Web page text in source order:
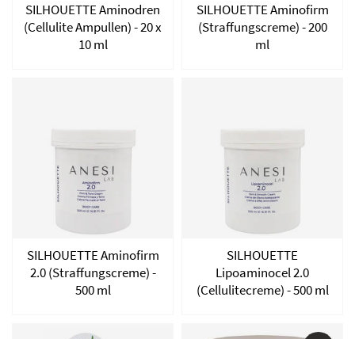
SILHOUETTE Aminodren
(Cellulite Ampullen) - 20 x
10 ml
SILHOUETTE Aminofirm
(Straffungscreme) - 200
ml
SILHOUETTE Aminofirm
2.0 (Straffungscreme) -
500 ml
SILHOUETTE
Lipoaminocel 2.0
(Cellulitecreme) - 500 ml